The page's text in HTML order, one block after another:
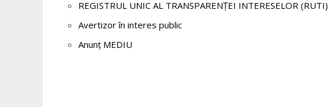
REGISTRUL UNIC AL TRANSPARENȚEI INTERESELOR (RUTI)
Avertizor în interes public
Anunț MEDIU